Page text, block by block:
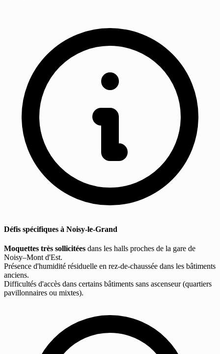
Défis spécifiques à Noisy-le-Grand
Moquettes très sollicitées dans les halls proches de la gare de
Noisy–Mont d'Est.
Présence d'humidité résiduelle en rez-de-chaussée dans les bâtiments
anciens.
Difficultés d'accès dans certains bâtiments sans ascenseur (quartiers
pavillonnaires ou mixtes).